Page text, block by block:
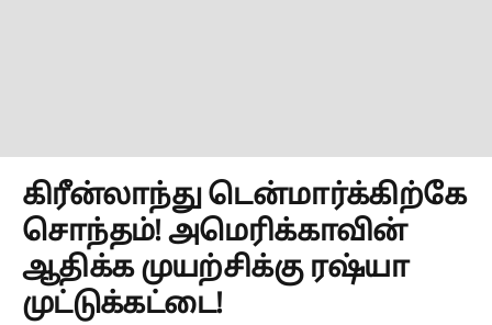
கிரீன்லாந்து டென்மார்க்கிற்கே
சொந்தம்! அமெரிக்காவின்
ஆதிக்க முயற்சிக்கு ரஷ்யா
முட்டுக்கட்டை!